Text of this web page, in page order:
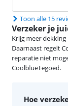
Toon alle 15
Verzeker je
Krijg meer
Daarnaast regelt
reparatie niet
CoolblueTegoed.
Hoe